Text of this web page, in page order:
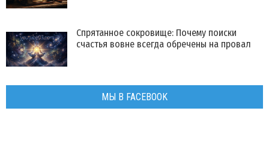
Спрятанное сокровище: Почему поиски
счастья вовне всегда обречены на провал
МЫ В FACEBOOK